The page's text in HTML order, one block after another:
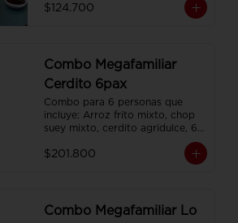
plato individual
$124.700
Combo Megafamiliar
Cerdito 6pax
Combo para 6 personas que
incluye: Arroz frito mixto, chop
suey mixto, cerdito agridulce, 6
egg roll,y 6 gaseosas. Servidos
en platos individuales.
$201.800
Combo Megafamiliar Lo